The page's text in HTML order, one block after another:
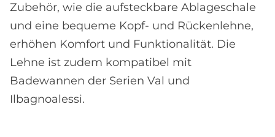
Zubehör, wie die aufsteckbare Ablageschale
und eine bequeme Kopf- und Rückenlehne,
erhöhen Komfort und Funktionalität. Die
Lehne ist zudem kompatibel mit
Badewannen der Serien Val und
Ilbagnoalessi.